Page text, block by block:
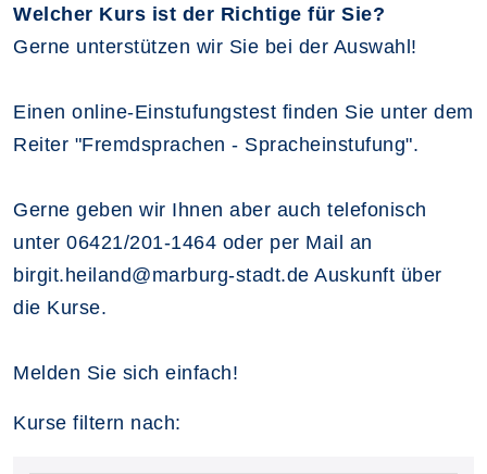
Welcher Kurs ist der Richtige für Sie?
Gerne unterstützen wir Sie bei der Auswahl!
Einen online-Einstufungstest finden Sie unter dem
Reiter "Fremdsprachen - Spracheinstufung".
Gerne geben wir Ihnen aber auch telefonisch
unter 06421/201-1464 oder per Mail an
birgit.heiland@marburg-stadt.de Auskunft über
die Kurse.
Melden Sie sich einfach!
Kurse filtern nach: